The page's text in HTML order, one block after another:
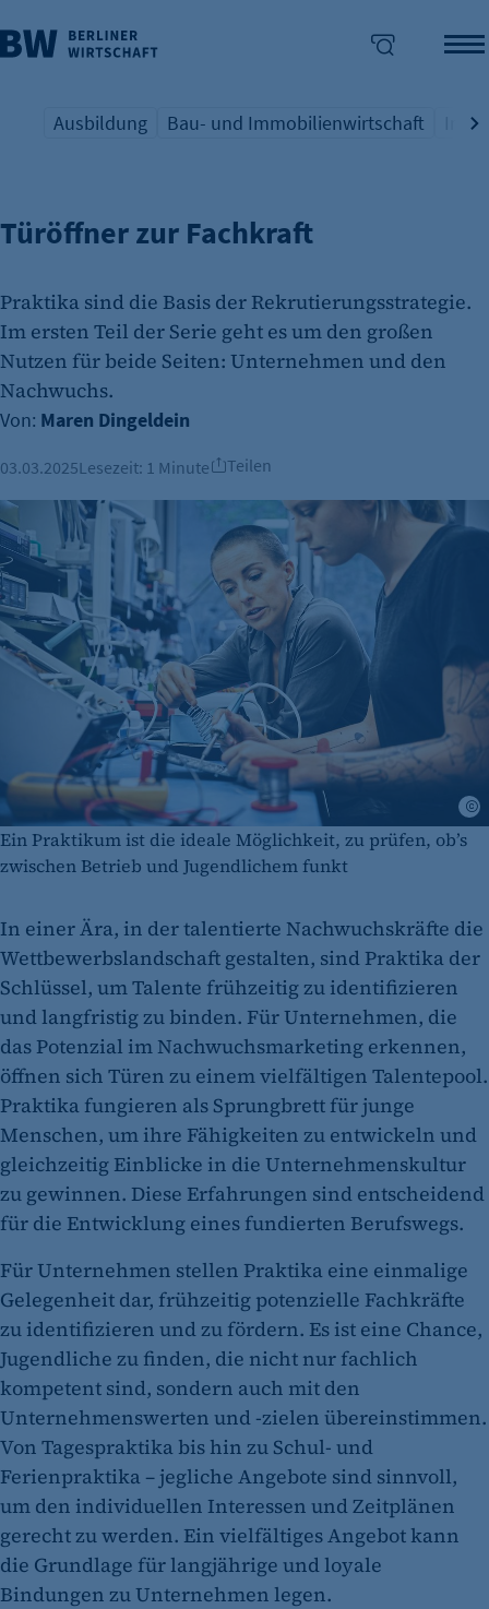
überspringen
Übersicht Schlagwort
Ausbildung
Übersicht Schlagwort
Bau- und Immobilienwirtschaft
FACHKRÄFTE
Türöffner zur Fachkraft
Praktika sind die Basis der Rekrutierungsstrategie.
Im ersten Teil der Serie geht es um den großen
Nutzen für beide Seiten: Unternehmen und den
Nachwuchs.
Von: Maren Dingeldein
03.03.2025Lesezeit: 1 Minute Teilen
Ein Praktikum ist die ideale Möglichkeit, zu prüfen, ob’s
zwischen Betrieb und Jugendlichem funkt
In einer Ära, in der talentierte Nachwuchskräfte die
Wettbewerbslandschaft gestalten, sind Praktika der
Schlüssel, um Talente frühzeitig zu identifizieren
und langfristig zu binden. Für Unternehmen, die
das Potenzial im Nachwuchsmarketing erkennen,
öffnen sich Türen zu einem vielfältigen Talentepool.
Praktika fungieren als Sprungbrett für junge
Menschen, um ihre Fähigkeiten zu entwickeln und
gleichzeitig Einblicke in die Unternehmenskultur
zu gewinnen. Diese Erfahrungen sind entscheidend
für die Entwicklung eines fundierten Berufswegs.
Für Unternehmen stellen Praktika eine einmalige
Gelegenheit dar, frühzeitig potenzielle Fachkräfte
zu identifizieren und zu fördern. Es ist eine Chance,
Jugendliche zu finden, die nicht nur fachlich
kompetent sind, sondern auch mit den
Unternehmenswerten und -zielen übereinstimmen.
Von Tagespraktika bis hin zu Schul- und
Ferienpraktika – jegliche Angebote sind sinnvoll,
um den individuellen Interessen und Zeitplänen
gerecht zu werden. Ein vielfältiges Angebot kann
die Grundlage für langjährige und loyale
Bindungen zu Unternehmen legen.